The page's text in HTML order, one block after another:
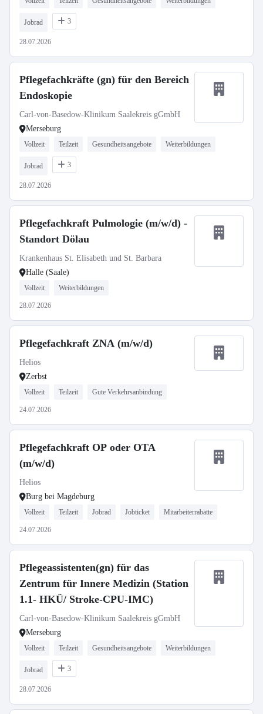
Jobrad 3
28.07.2026
Pflegefachkräfte (gn) für den Bereich
Endoskopie
Carl-von-Basedow-Klinikum Saalekreis gGmbH
Merseburg
Vollzeit Teilzeit Gesundheitsangebote Weiterbildungen
Jobrad 3
28.07.2026
Pflegefachkraft Pulmologie (m/w/d) -
Standort Dölau
Krankenhaus St. Elisabeth und St. Barbara
Halle (Saale)
Vollzeit Weiterbildungen
28.07.2026
Pflegefachkraft ZNA (m/w/d)
Helios
Zerbst
Vollzeit Teilzeit Gute Verkehrsanbindung
24.07.2026
Pflegefachkraft OP oder OTA
(m/w/d)
Helios
Burg bei Magdeburg
Vollzeit Teilzeit Jobrad Jobticket Mitarbeiterrabatte
24.07.2026
Pflegeassistenten(gn) für das
Zentrum für Innere Medizin (Station
1.1- HKÜ/ Stroke-CPU-IMC)
Carl-von-Basedow-Klinikum Saalekreis gGmbH
Merseburg
Vollzeit Teilzeit Gesundheitsangebote Weiterbildungen
Jobrad 3
28.07.2026